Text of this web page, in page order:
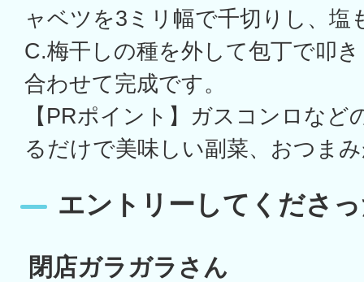
ャベツを3ミリ幅で千切りし、塩
C.梅干しの種を外して包丁で叩
合わせて完成です。
【PRポイント】ガスコンロなど
るだけで美味しい副菜、おつま
エントリーしてくださ
閉店ガラガラさん